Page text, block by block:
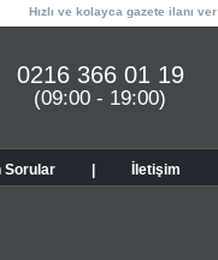
Hızlı ve kolayca gazete ilanı ver
0216 366 01 19
(09:00 - 19:00)
Sorular İletişim